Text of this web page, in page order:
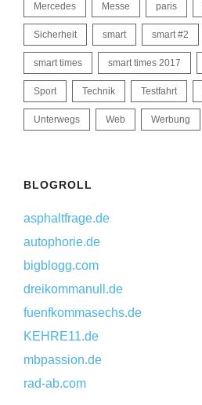
Mercedes Messe paris
Sicherheit smart smart #2
smart times smart times 2017
Sport Technik Testfahrt
Unterwegs Web Werbung
BLOGROLL
asphaltfrage.de
autophorie.de
bigblogg.com
dreikommanull.de
fuenfkommasechs.de
KEHRE11.de
mbpassion.de
rad-ab.com